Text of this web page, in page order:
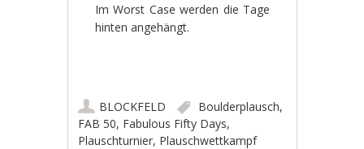
Im Worst Case werden die Tage
hinten angehängt.
BLOCKFELD Boulderplausch,
FAB 50, Fabulous Fifty Days,
Plauschturnier, Plauschwettkampf